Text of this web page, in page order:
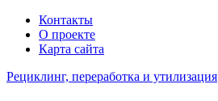
Контакты
О проекте
Карта сайта
Рециклинг, переработка и утилизация